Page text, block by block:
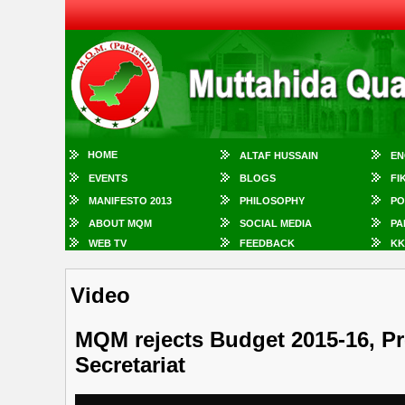
HOME ALTAF HUSSAIN
EVENTS BLOGS
MANIFESTO 2013 PHILOSOPHY
ABOUT MQM SOCIAL MEDIA
WEB TV
FEEDBACK
Video
MQM rejects Budget 2015-16,
Secretariat